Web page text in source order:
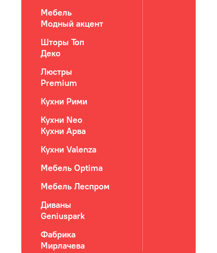
Мебель
Модный акцент
Шторы Топ
Деко
Люстры
Premium
Кухни Рими
Кухни Neo
Кухни Арва
Кухни Valenza
Мебель Optima
Мебель Леспром
Диваны
Geniuspark
Фабрика
Мирлачева